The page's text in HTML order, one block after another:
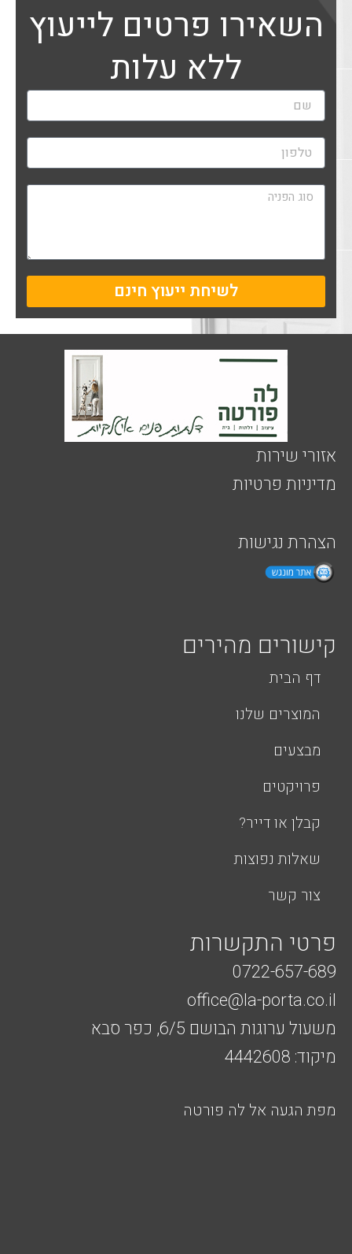
השאירו פרטים לייעוץ
ללא עלות
ש
ט
וה
ה
לשיחת ייעוץ חינם
אזורי שירות
מדיניות פרטיות
הצהרת נגישות
קישורים מהירים
דף הבית
המוצרים שלנו
מבצעים
פרויקטים
קבלן או דייר?
שאלות נפוצות
צור קשר
פרטי התקשרות
0722-657-689
office@la-porta.co.il
משעול ערוגות הבושם 6/5, כפר סבא
מיקוד: 4442608
מפת הגעה אל לה פורטה